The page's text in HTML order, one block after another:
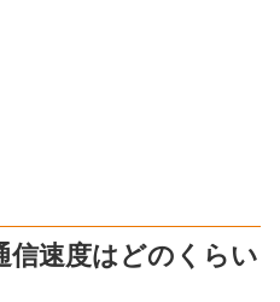
信速度はどのくらい